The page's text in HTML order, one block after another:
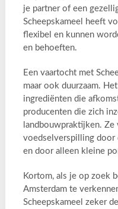
je partner of een
Scheepskameel heeft
flexibel en kunnen
en behoeften.
Een vaartocht met
maar ook duurzaam.
ingrediënten die
producenten die zich
landbouwpraktijken.
voedselverspilling door
en door alleen kleine
Kortom, als je op zoek
Amsterdam te
Scheepskameel zeker